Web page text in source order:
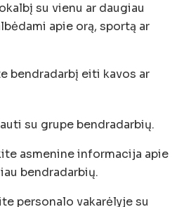
su vienu ar daugiau
apie orą, sportą ar
bendradarbį eiti kavos ar
su grupe bendradarbių.
asmenine informacija apie
bendradarbių.
personalo vakarėlyje su